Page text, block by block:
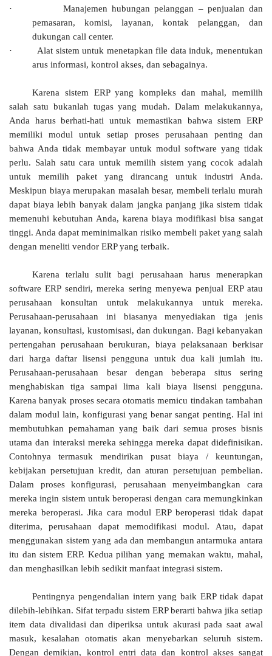
·
Manajemen hubungan pelanggan – penjualan dan
pemasaran, komisi, layanan, kontak pelanggan, dan
dukungan call center.
·
Alat sistem untuk menetapkan file data induk, menentukan
arus informasi, kontrol akses, dan sebagainya.
Karena sistem ERP yang kompleks dan mahal, memilih
salah satu bukanlah tugas yang mudah. Dalam melakukannya,
Anda harus berhati-hati untuk memastikan bahwa sistem ERP
memiliki modul untuk setiap proses perusahaan penting dan
bahwa Anda tidak membayar untuk modul software yang tidak
perlu. Salah satu cara untuk memilih sistem yang cocok adalah
untuk memilih paket yang dirancang untuk industri Anda.
Meskipun biaya merupakan masalah besar, membeli terlalu murah
dapat biaya lebih banyak dalam jangka panjang jika sistem tidak
memenuhi kebutuhan Anda, karena biaya modifikasi bisa sangat
tinggi. Anda dapat meminimalkan risiko membeli paket yang salah
dengan meneliti vendor ERP yang terbaik.
Karena terlalu sulit bagi perusahaan harus menerapkan
software ERP sendiri, mereka sering menyewa penjual ERP atau
perusahaan konsultan untuk melakukannya untuk mereka.
Perusahaan-perusahaan ini biasanya menyediakan tiga jenis
layanan, konsultasi, kustomisasi, dan dukungan. Bagi kebanyakan
pertengahan perusahaan berukuran, biaya pelaksanaan berkisar
dari harga daftar lisensi pengguna untuk dua kali jumlah itu.
Perusahaan-perusahaan besar dengan beberapa situs sering
menghabiskan tiga sampai lima kali biaya lisensi pengguna.
Karena banyak proses secara otomatis memicu tindakan tambahan
dalam modul lain, konfigurasi yang benar sangat penting. Hal ini
membutuhkan pemahaman yang baik dari semua proses bisnis
utama dan interaksi mereka sehingga mereka dapat didefinisikan.
Contohnya termasuk mendirikan pusat biaya / keuntungan,
kebijakan persetujuan kredit, dan aturan persetujuan pembelian.
Dalam proses konfigurasi, perusahaan menyeimbangkan cara
mereka ingin sistem untuk beroperasi dengan cara memungkinkan
mereka beroperasi. Jika cara modul ERP beroperasi tidak dapat
diterima, perusahaan dapat memodifikasi modul. Atau, dapat
menggunakan sistem yang ada dan membangun antarmuka antara
itu dan sistem ERP. Kedua pilihan yang memakan waktu, mahal,
dan menghasilkan lebih sedikit manfaat integrasi sistem.
Pentingnya pengendalian intern yang baik ERP tidak dapat
dilebih-lebihkan. Sifat terpadu sistem ERP berarti bahwa jika setiap
item data divalidasi dan diperiksa untuk akurasi pada saat awal
masuk, kesalahan otomatis akan menyebarkan seluruh sistem.
Dengan demikian, kontrol entri data dan kontrol akses sangat